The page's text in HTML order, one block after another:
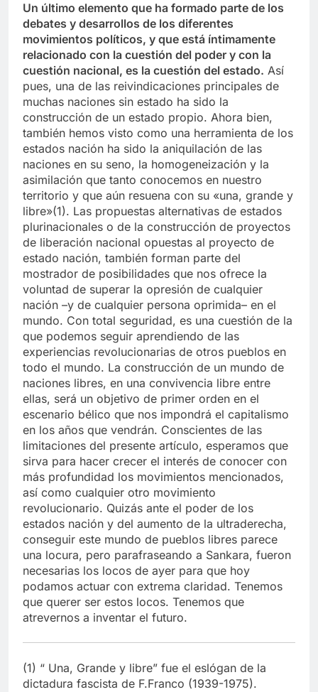
Un último elemento que ha formado parte de los
debates y desarrollos de los diferentes
movimientos políticos, y que está íntimamente
relacionado con la cuestión del poder y con la
cuestión nacional, es la cuestión del estado. Así
pues, una de las reivindicaciones principales de
muchas naciones sin estado ha sido la
construcción de un estado propio. Ahora bien,
también hemos visto como una herramienta de los
estados nación ha sido la aniquilación de las
naciones en su seno, la homogeneización y la
asimilación que tanto conocemos en nuestro
territorio y que aún resuena con su «una, grande y
libre»(1). Las propuestas alternativas de estados
plurinacionales o de la construcción de proyectos
de liberación nacional opuestas al proyecto de
estado nación, también forman parte del
mostrador de posibilidades que nos ofrece la
voluntad de superar la opresión de cualquier
nación –y de cualquier persona oprimida– en el
mundo. Con total seguridad, es una cuestión de la
que podemos seguir aprendiendo de las
experiencias revolucionarias de otros pueblos en
todo el mundo. La construcción de un mundo de
naciones libres, en una convivencia libre entre
ellas, será un objetivo de primer orden en el
escenario bélico que nos impondrá el capitalismo
en los años que vendrán. Conscientes de las
limitaciones del presente artículo, esperamos que
sirva para hacer crecer el interés de conocer con
más profundidad los movimientos mencionados,
así como cualquier otro movimiento
revolucionario. Quizás ante el poder de los
estados nación y del aumento de la ultraderecha,
conseguir este mundo de pueblos libres parece
una locura, pero parafraseando a Sankara, fueron
necesarias los locos de ayer para que hoy
podamos actuar con extrema claridad. Tenemos
que querer ser estos locos. Tenemos que
atrevernos a inventar el futuro.
(1) “ Una, Grande y libre” fue el eslógan de la
dictadura fascista de F.Franco (1939-1975).